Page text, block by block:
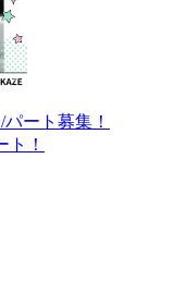
ート募集！
！